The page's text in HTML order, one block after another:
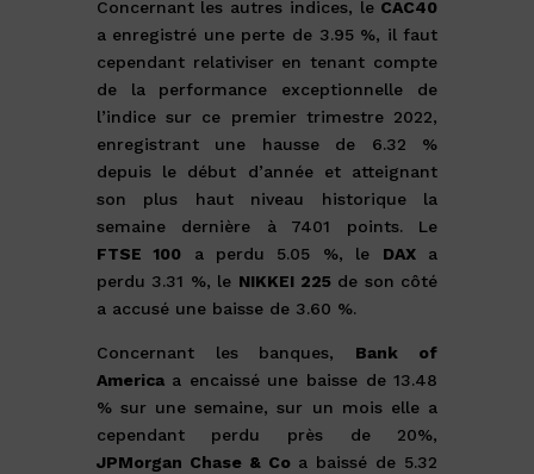
Concernant les autres indices, le CAC40
a enregistré une perte de 3.95 %, il faut
cependant relativiser en tenant compte
de la performance exceptionnelle de
l’indice sur ce premier trimestre 2022,
enregistrant une hausse de 6.32 %
depuis le début d’année et atteignant
son plus haut niveau historique la
semaine dernière à 7401 points. Le
FTSE 100 a perdu 5.05 %, le DAXa
perdu 3.31 %, le NIKKEI 225de son côté
a accusé une baisse de 3.60 %.
Concernant les banques, Bank of
Americaa encaissé une baisse de 13.48
% sur une semaine, sur un mois elle a
cependant perdu près de 20%,
JPMorgan Chase & Coa baissé de 5.32